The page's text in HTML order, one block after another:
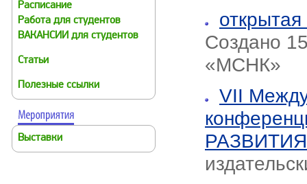
Расписание
Работа для студентов
ВАКАНСИИ для студентов
Статьи
Полезные ссылки
Выставки
Создано
«МСНК»
VII